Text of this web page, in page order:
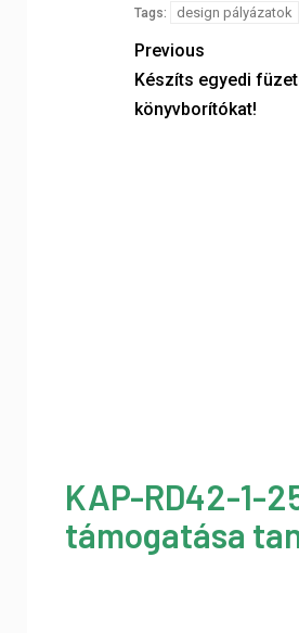
Tags: design pályázatok
Previous
Készíts egyedi
könyvborítókat!
KAP-RD42-1-
támogatása